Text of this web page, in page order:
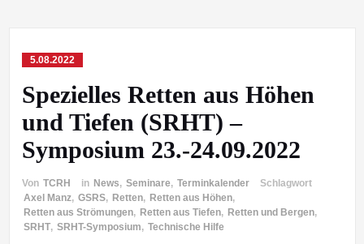
5.08.2022
Spezielles Retten aus Höhen
und Tiefen (SRHT) –
Symposium 23.-24.09.2022
Von TCRH in News, Seminare, Terminkalender
Schlagwort
Axel Manz, GSRS, Retten, Retten aus Höhen,
Retten aus Strömungen, Retten aus Tiefen, Retten und Bergen,
SRHT, SRHT-Symposium, Technische Hilfe